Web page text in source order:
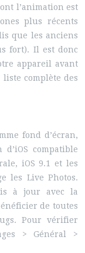
l’animation est
plus récents
que les anciens
fort). Il est donc
appareil avant
complète des
fond d’écran,
compatible
iOS 9.1 et les
les Live Photos.
à jour avec la
de toutes
Pour vérifier
> Général >